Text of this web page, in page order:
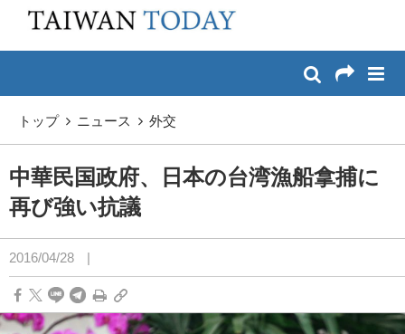
メイン コンテンツへスキップ
トップ ニュース 外交
中華民国政府、日本の台湾漁船拿捕に
再び強い抗議
2016/04/28 |